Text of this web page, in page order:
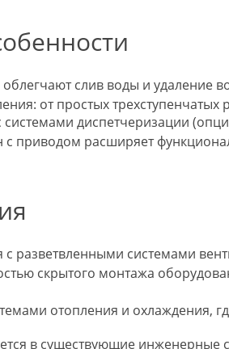
слив воды и удаление
от простых
диспетчеризации
приводом расширяет
разветвленными системами
скрытого монтажа
отопления и охлаждения,
в существующие